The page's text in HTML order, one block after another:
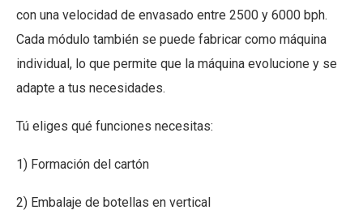
con una velocidad de envasado entre 2500 y 6000 bph.
Cada módulo también se puede fabricar como máquina
individual, lo que permite que la máquina evolucione y se
adapte a tus necesidades.
Tú eliges qué funciones necesitas:
1) Formación del cartón
2) Embalaje de botellas en vertical